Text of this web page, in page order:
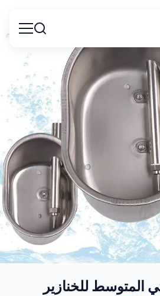
المتوسط للخنازير